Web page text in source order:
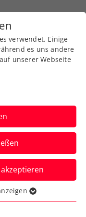
di
verwendet. Einige
es uns andere
unserer Webseite